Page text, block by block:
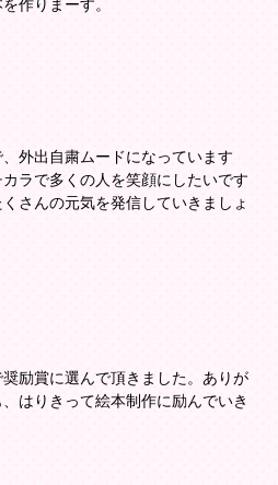
作りまーす。
外出自粛ムードになっています
ラで多くの人を笑顔にしたいです
さんの元気を発信していきましょ
励賞に選んで頂きました。ありが
はりきって絵本制作に励んでいき